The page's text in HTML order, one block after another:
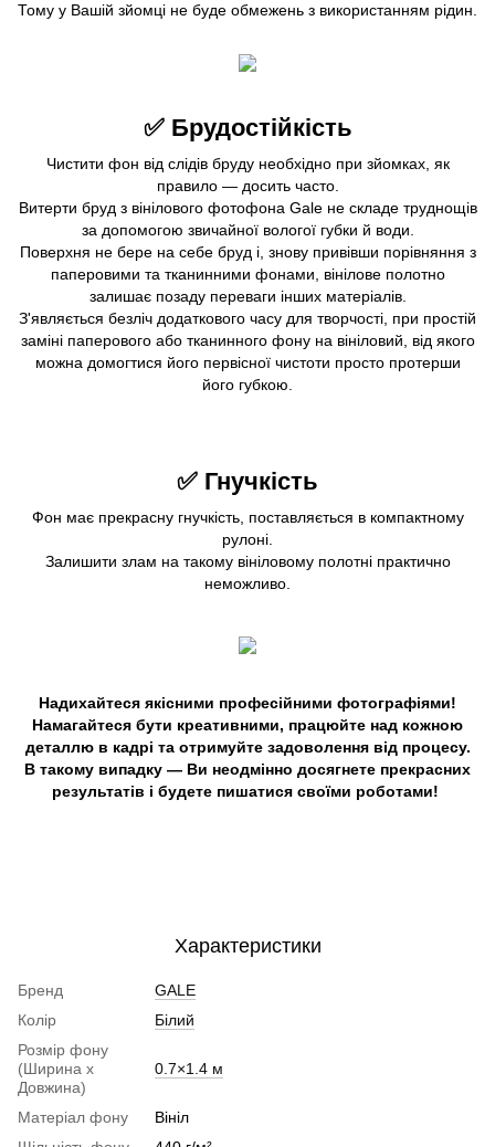
Тому у Вашій зйомці не буде обмежень з використанням рідин.
✅ Брудостійкість
Чистити фон від слідів бруду необхідно при зйомках, як
правило — досить часто.
Витерти бруд з вінілового фотофона Gale не складе труднощів
за допомогою звичайної вологої губки й води.
Поверхня не бере на себе бруд і, знову привівши порівняння з
паперовими та тканинними фонами, вінілове полотно
залишає позаду переваги інших матеріалів.
З'являється безліч додаткового часу для творчості, при простій
заміні паперового або тканинного фону на вініловий, від якого
можна домогтися його первісної чистоти просто протерши
його губкою.
✅ Гнучкість
Фон має прекрасну гнучкість, поставляється в компактному
рулоні.
Залишити злам на такому вініловому полотні практично
неможливо.
Надихайтеся якісними професійними фотографіями!
Намагайтеся бути креативними, працюйте над кожною
деталлю в кадрі та отримуйте задоволення від процесу.
В такому випадку — Ви неодмінно досягнете прекрасних
результатів і будете пишатися своїми роботами!
Характеристики
Бренд
GALE
Колір
Білий
Розмір фону
(Ширина х
Довжина)
0.7×1.4 м
Матеріал фону
Вініл